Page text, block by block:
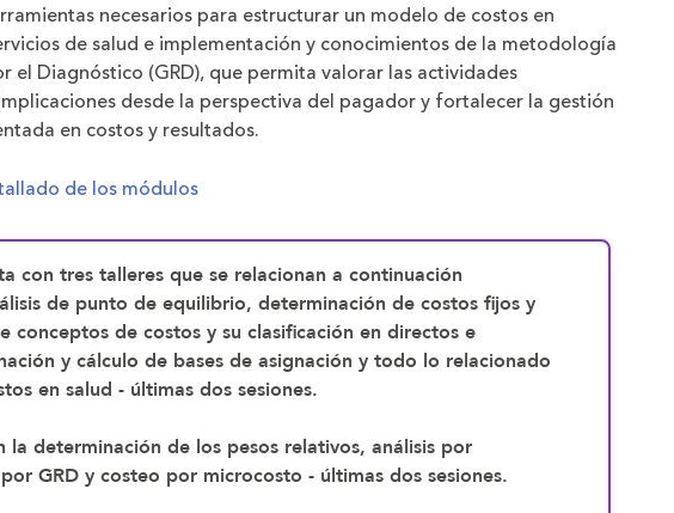
necesarios para estructurar un modelo de costos en
de salud e implementación y conocimientos de la metodología
el Diagnóstico (GRD), que permita valorar las actividades
desde la perspectiva del pagador y fortalecer la gestión
en costos y resultados.
de los módulos
con tres talleres que se relacionan a continuación
de punto de equilibrio, determinación de costos fijos y
conceptos de costos y su clasificación en directos e
y cálculo de bases de asignación y todo lo relacionado
en salud - últimas dos sesiones.
la determinación de los pesos relativos, análisis por
GRD y costeo por microcosto - últimas dos sesiones.